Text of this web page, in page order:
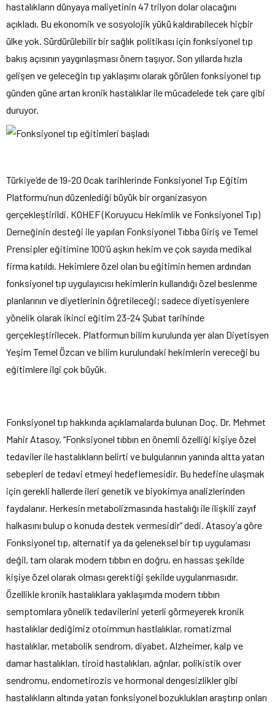
hastalıkların dünyaya maliyetinin 47 trilyon dolar olacağını
açıkladı. Bu ekonomik ve sosyolojik yükü kaldırabilecek hiçbir
ülke yok. Sürdürülebilir bir sağlık politikası için fonksiyonel tıp
bakış açısının yaygınlaşması önem taşıyor. Son yıllarda hızla
gelişen ve geleceğin tıp yaklaşımı olarak görülen fonksiyonel tıp
günden güne artan kronik hastalıklar ile mücadelede tek çare gibi
duruyor.
Türkiye’de de 19-20 Ocak tarihlerinde Fonksiyonel Tıp Eğitim
Platformu’nun düzenlediği büyük bir organizasyon
gerçekleştirildi. KOHEF (Koruyucu Hekimlik ve Fonksiyonel Tıp)
Derneğinin desteği ile yapılan Fonksiyonel Tıbba Giriş ve Temel
Prensipler eğitimine 100’ü aşkın hekim ve çok sayıda medikal
firma katıldı. Hekimlere özel olan bu eğitimin hemen ardından
fonksiyonel tıp uygulayıcısı hekimlerin kullandığı özel beslenme
planlarının ve diyetlerinin öğretileceği; sadece diyetisyenlere
yönelik olarak ikinci eğitim 23-24 Şubat tarihinde
gerçekleştirilecek. Platformun bilim kurulunda yer alan Diyetisyen
Yeşim Temel Özcan ve bilim kurulundaki hekimlerin vereceği bu
eğitimlere ilgi çok büyük.
Fonksiyonel tıp hakkında açıklamalarda bulunan Doç. Dr. Mehmet
Mahir Atasoy, “Fonksiyonel tıbbın en önemli özelliği kişiye özel
tedaviler ile hastalıkların belirti ve bulgularının yanında altta yatan
sebepleri de tedavi etmeyi hedeflemesidir. Bu hedefine ulaşmak
için gerekli hallerde ileri genetik ve biyokimya analizlerinden
faydalanır. Herkesin metabolizmasında hastalığı ile ilişkili zayıf
halkasını bulup o konuda destek vermesidir” dedi. Atasoy’a göre
Fonksiyonel tıp, alternatif ya da geleneksel bir tıp uygulaması
değil, tam olarak modern tıbbın en doğru, en hassas şekilde
kişiye özel olarak olması gerektiği şekilde uygulanmasıdır.
Özellikle kronik hastalıklara yaklaşımda modern tıbbın
semptomlara yönelik tedavilerini yeterli görmeyerek kronik
hastalıklar dediğimiz otoimmun hastlalıklar, romatizmal
hastalıklar, metabolik sendrom, diyabet, Alzheimer, kalp ve
damar hastalıkları, tiroid hastalıkları, ağrılar, polikistik over
sendromu, endometirozis ve hormonal dengesizlikler gibi
hastalıkların altında yatan fonksiyonel bozuklukları araştırıp onları